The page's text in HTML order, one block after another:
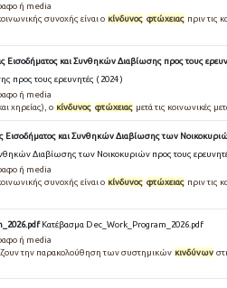
ή media
συνοχής είναι ο κίνδυνος φτώχειας πριν τις
Εισοδήματος και Συνθηκών Διαβίωσης προς τους
προς τους ερευνητές ( 2024 )
ή media
χηρείας), ο κίνδυνος φτώχειας μετά τις κοινωνικές
Εισοδήματος και Συνθηκών Διαβίωσης των
Διαβίωσης των Νοικοκυριών προς τους
ή media
συνοχής είναι ο κίνδυνος φτώχειας πριν τις
Κατέβασμα Dec_Work_Program_2026.pdf
ή media
την παρακολούθηση των συστημικών κινδύνων